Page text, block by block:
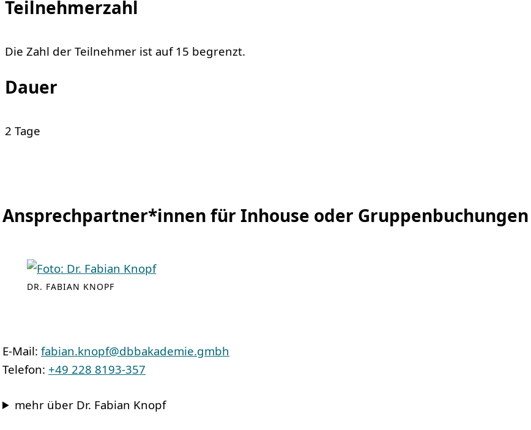
Teilnehmerzahl
Die Zahl der Teilnehmer ist auf 15 begrenzt.
Dauer
2 Tage
Ansprechpartner*innen für Inhouse oder Gruppenbuchungen
DR. FABIAN KNOPF
E-Mail:fabian.knopf@dbbakademie.gmbh
Telefon: +49 228 8193-357
mehr über Dr. Fabian Knopf